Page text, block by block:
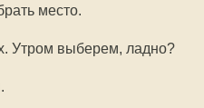
место.
Утром выберем, ладно?